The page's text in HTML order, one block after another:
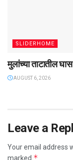
SLIDERHOME
मुलांच्या ताटातील
AUGUST 6, 2026
Leave a
Your email address
marked *